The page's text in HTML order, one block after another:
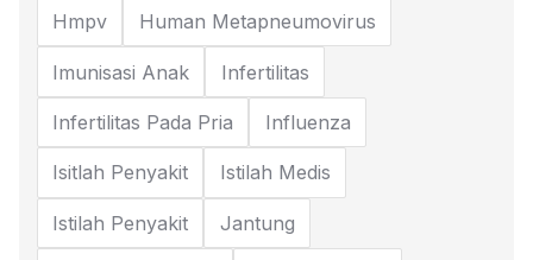
Hmpv Human Metapneumovirus
Imunisasi Anak Infertilitas
Infertilitas Pada Pria Influenza
Isitlah Penyakit Istilah Medis
Istilah Penyakit Jantung